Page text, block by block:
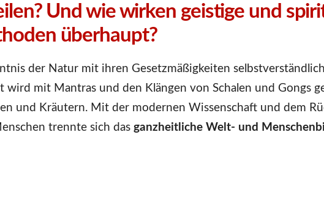
Und wie wirken geistige und
überhaupt?
der Natur mit ihren Gesetzmäßigkeiten
mit Mantras und den Klängen von Schalen und Gongs
und Kräutern. Mit der modernen Wissenschaft und dem
trennte sich das ganzheitliche Welt- und